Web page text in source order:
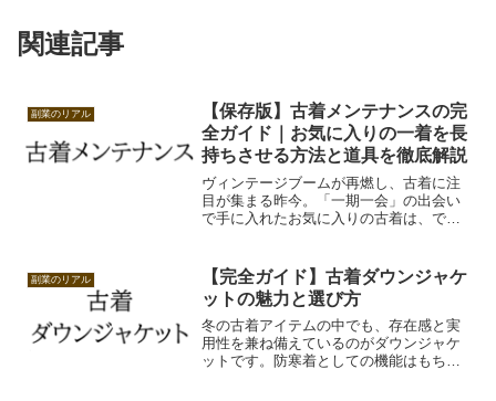
関連記事
副業のリアル
【保存版】古着メンテナンスの完
全ガイド｜お気に入りの一着を長
持ちさせる方法と道具を徹底解説
ヴィンテージブームが再燃し、古着に注
目が集まる昨今。「一期一会」の出会い
で手に入れたお気に入りの古着は、でき
ためのメンテナンス方法を徹底解説！洗
濯、アイロンがけ、臭い対策、修繕、保
管方法まで幅広く紹介します。
副業のリアル
【完全ガイド】古着ダウンジャケ
ットの魅力と選び方
冬の古着アイテムの中でも、存在感と実
用性を兼ね備えているのがダウンジャケ
ットです。防寒着としての機能はもちろ